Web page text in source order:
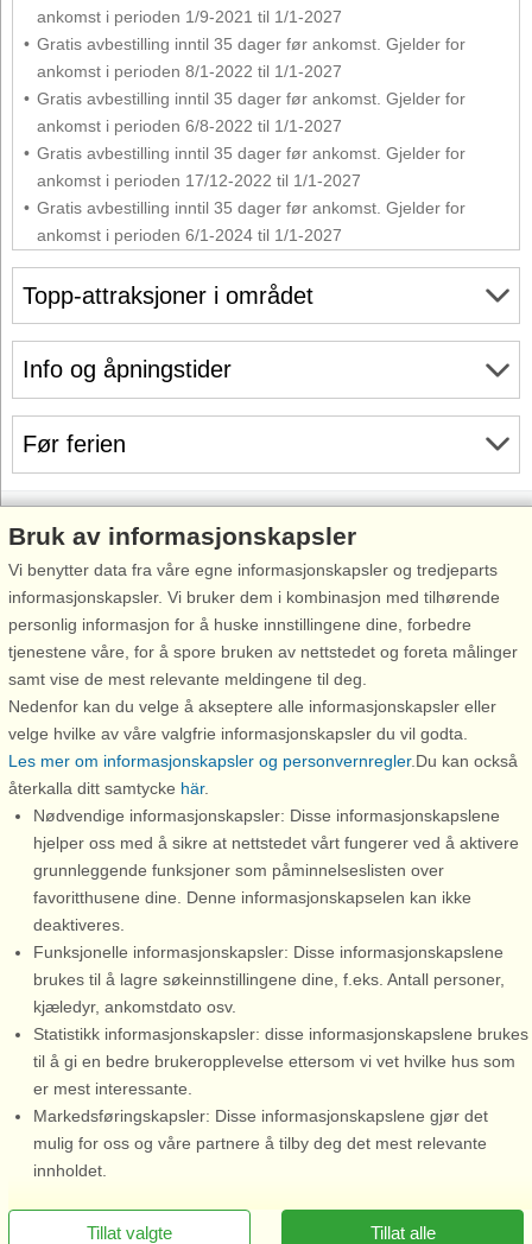
Info og åpningstider
Før ferien
ankomst i perioden 1/9-2021 til 1/1-2027
Gratis avbestilling inntil 35 dager før ankomst. Gjelder for
ankomst i perioden 8/1-2022 til 1/1-2027
Gratis avbestilling inntil 35 dager før ankomst. Gjelder for
ankomst i perioden 6/8-2022 til 1/1-2027
Gratis avbestilling inntil 35 dager før ankomst. Gjelder for
ankomst i perioden 17/12-2022 til 1/1-2027
Gratis avbestilling inntil 35 dager før ankomst. Gjelder for
ankomst i perioden 6/1-2024 til 1/1-2027
Topp-attraksjoner i området
Inspirasjon
Feriesenterliste
Bestill gavekort
Rabatt
Rabatt til attraksjoner
Om
Før ferien
Ditt opphold
Før hjemreisen
Verdt å vite
Profil
Trygghet & garanti
Support
Kontakt
FAQ
FAQ Rabattkoder
Ferieregler
Persondatapolitikk
Cookies
Bruk av informasjonskapsler
Vi benytter data fra våre egne informasjonskapsler og tredjeparts
informasjonskapsler. Vi bruker dem i kombinasjon med tilhørende
personlig informasjon for å huske innstillingene dine, forbedre
tjenestene våre, for å spore bruken av nettstedet og foreta målinger
samt vise de mest relevante meldingene til deg.
Nedenfor kan du velge å akseptere alle informasjonskapsler eller
velge hvilke av våre valgfrie informasjonskapsler du vil godta.
Les mer om informasjonskapsler og personvernregler.Du kan också
återkalla ditt samtycke här.
Nødvendige informasjonskapsler: Disse informasjonskapslene
hjelper oss med å sikre at nettstedet vårt fungerer ved å aktivere
grunnleggende funksjoner som påminnelseslisten over
favoritthusene dine. Denne informasjonskapselen kan ikke
deaktiveres.
Funksjonelle informasjonskapsler: Disse informasjonskapslene
brukes til å lagre søkeinnstillingene dine, f.eks. Antall personer,
kjæledyr, ankomstdato osv.
Statistikk informasjonskapsler: disse informasjonskapslene brukes
til å gi en bedre brukeropplevelse ettersom vi vet hvilke hus som
er mest interessante.
Markedsføringskapsler: Disse informasjonskapslene gjør det
mulig for oss og våre partnere å tilby deg det mest relevante
innholdet.
Tillat alle
Tillat valgte